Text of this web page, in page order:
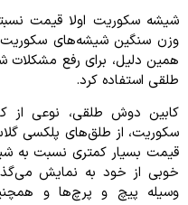
شیشه سکوریت اولا قیمت
وزن سنگین شیشه‌های
همین دلیل، برای رفع
طلقی استفاده کرد.
کابین دوش طلقی، نوعی
سکوریت، از طلق‌های پلکسی
قیمت بسیار کمتری نسبت به
خوبی از خود به نمایش
وسیله پیچ و پرچ‌ها و